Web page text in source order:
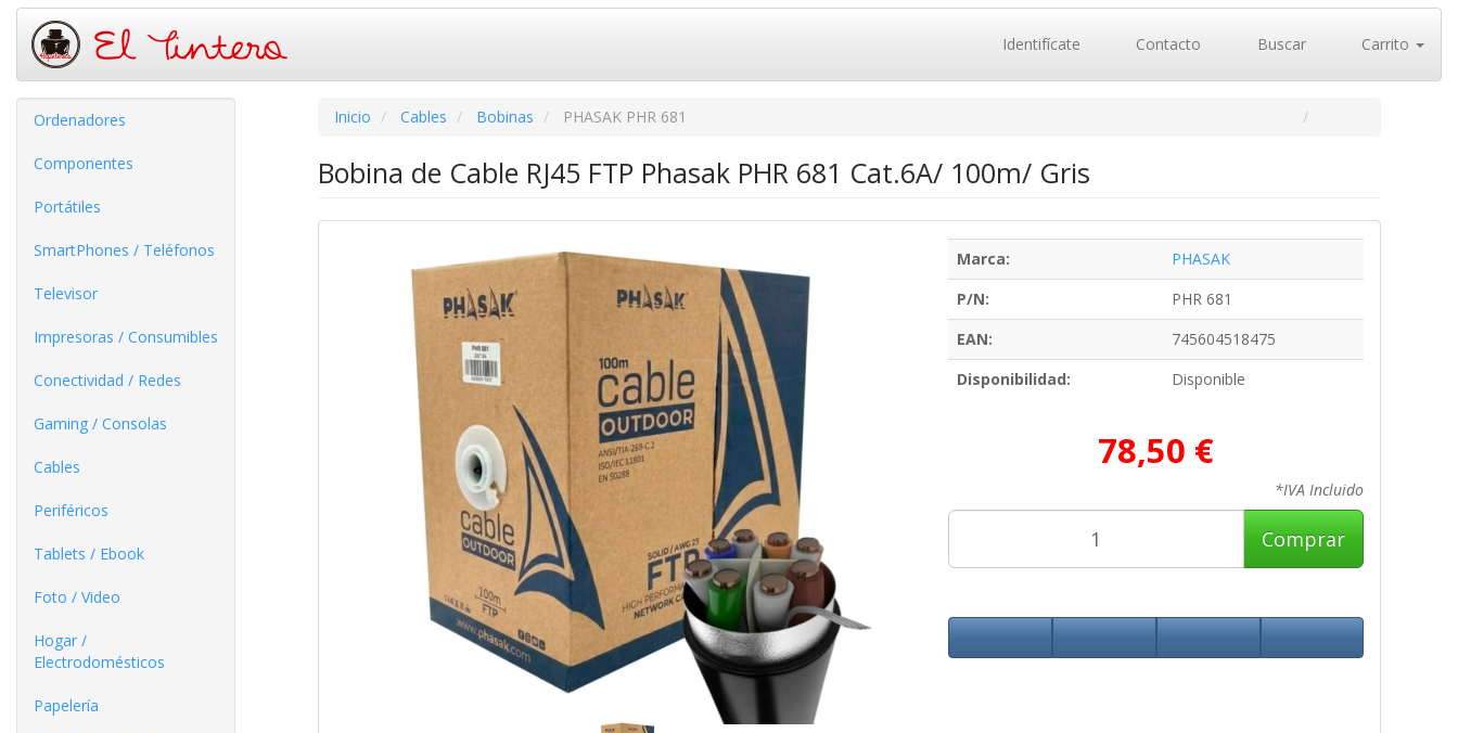
Identifícate Contacto Buscar Carrito
Ordenadores
Componentes
Portátiles
SmartPhones / Teléfonos
Televisor
Impresoras / Consumibles
Conectividad / Redes
Gaming / Consolas
Cables
Periféricos
Tablets / Ebook
Foto / Video
Hogar /
Electrodomésticos
Papelería
Inicio Cables Bobinas PHASAK PHR 681
Bobina de Cable RJ45 FTP Phasak PHR 681 Cat.6A/ 100m/ Gris
Marca:
PHASAK
P/N:
PHR 681
EAN:
745604518475
Disponibilidad:
Disponible
78,50 €
*IVA Incluido
Comprar